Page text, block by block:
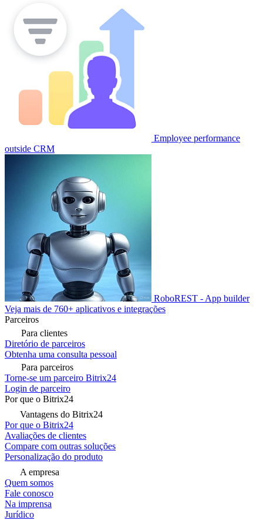
Employee performance
outside CRM
RoboREST - App builder
Veja mais de 760+ aplicativos e integrações
Parceiros
Para clientes
Diretório de parceiros
Obtenha uma consulta pessoal
Para parceiros
Torne-se um parceiro Bitrix24
Login de parceiro
Por que o Bitrix24
Vantagens do Bitrix24
Por que o Bitrix24
Avaliações de clientes
Compare com outras soluções
Personalização do produto
A empresa
Quem somos
Fale conosco
Na imprensa
Jurídico